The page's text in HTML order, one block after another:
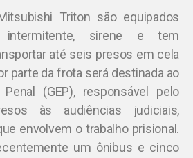
Triton são equipados
intermitente, sirene e tem
até seis presos em cela
parte da frota será destinada ao
(GEP), responsável pelo
às audiências judiciais,
envolvem o trabalho prisional.
um ônibus e cinco